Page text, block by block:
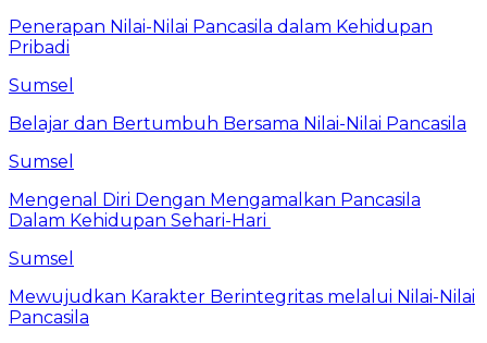
Penerapan Nilai-Nilai Pancasila dalam Kehidupan
Pribadi
Sumsel
Belajar dan Bertumbuh Bersama Nilai-Nilai Pancasila
Sumsel
Mengenal Diri Dengan Mengamalkan Pancasila
Dalam Kehidupan Sehari-Hari
Sumsel
Mewujudkan Karakter Berintegritas melalui Nilai-Nilai
Pancasila